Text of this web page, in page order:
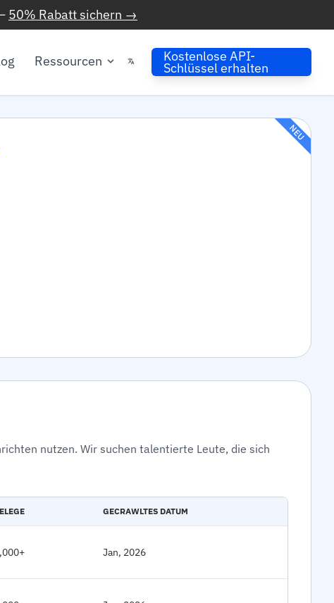
50% Rabatt sichern →
Ressourcen Kostenlose API-
Schlüssel erhalten
NEU
nutzen. Wir suchen talentierte Leute, die sich
GECRAWLTES DATUM
Jan, 2026